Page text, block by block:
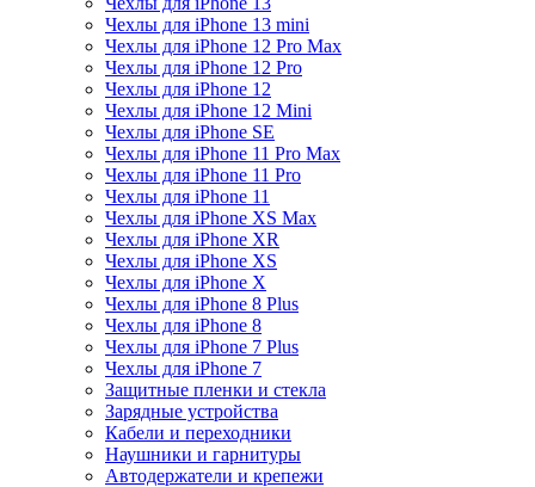
Чехлы для iPhone 13 mini
Чехлы для iPhone 12 Pro Max
Чехлы для iPhone 12 Pro
Чехлы для iPhone 12
Чехлы для iPhone 12 Mini
Чехлы для iPhone SE
Чехлы для iPhone 11 Pro Max
Чехлы для iPhone 11 Pro
Чехлы для iPhone 11
Чехлы для iPhone XS Max
Чехлы для iPhone XR
Чехлы для iPhone XS
Чехлы для iPhone X
Чехлы для iPhone 8 Plus
Чехлы для iPhone 8
Чехлы для iPhone 7 Plus
Чехлы для iPhone 7
Защитные пленки и стекла
Зарядные устройства
Кабели и переходники
Наушники и гарнитуры
Автодержатели и крепежи